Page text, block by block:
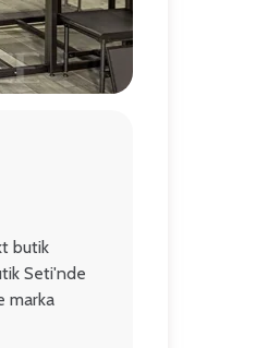
butik
Seti'nde
marka